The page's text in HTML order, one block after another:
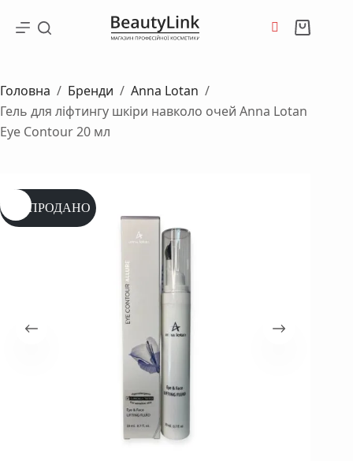
вмісту
Кошик
Головна / Бренди / Anna Lotan /
Гель для ліфтингу шкіри навколо очей Anna Lotan
Eye Contour 20 мл
РОЗПРОДАНО